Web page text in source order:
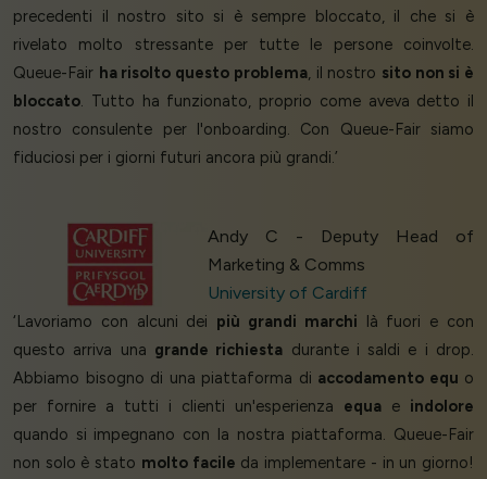
precedenti il nostro sito si è sempre bloccato, il che si è
rivelato molto stressante per tutte le persone coinvolte.
Queue-Fair ha risolto questo problema, il nostro sito non si è
bloccato. Tutto ha funzionato, proprio come aveva detto il
nostro consulente per l'onboarding. Con Queue-Fair siamo
fiduciosi per i giorni futuri ancora più grandi.’
Andy C - Deputy Head of
Marketing & Comms
University of Cardiff
‘Lavoriamo con alcuni dei più grandi marchi là fuori e con
questo arriva una grande richiesta durante i saldi e i drop.
Abbiamo bisogno di una piattaforma di accodamento equ o
per fornire a tutti i clienti un'esperienza equa e indolore
quando si impegnano con la nostra piattaforma. Queue-Fair
non solo è stato molto facile da implementare - in un giorno!